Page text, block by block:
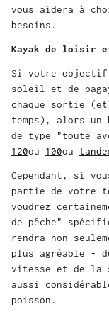
vous aidera à
besoins.
Kayak de loisir
Si votre objectif
soleil et de
chaque sortie (et
temps), alors
de type "toute
120ou 100ou
Cependant, si
partie de votre
voudrez
de pêche"
rendra non
plus agréable -
vitesse et de la
aussi
poisson.